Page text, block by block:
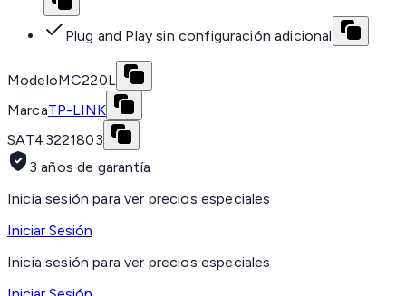
Plug and Play sin configuración adicional
ModeloMC220L
MarcaTP-LINK
SAT43221803
3 años de garantía
Inicia sesión para ver precios especiales
Iniciar Sesión
Inicia sesión para ver precios especiales